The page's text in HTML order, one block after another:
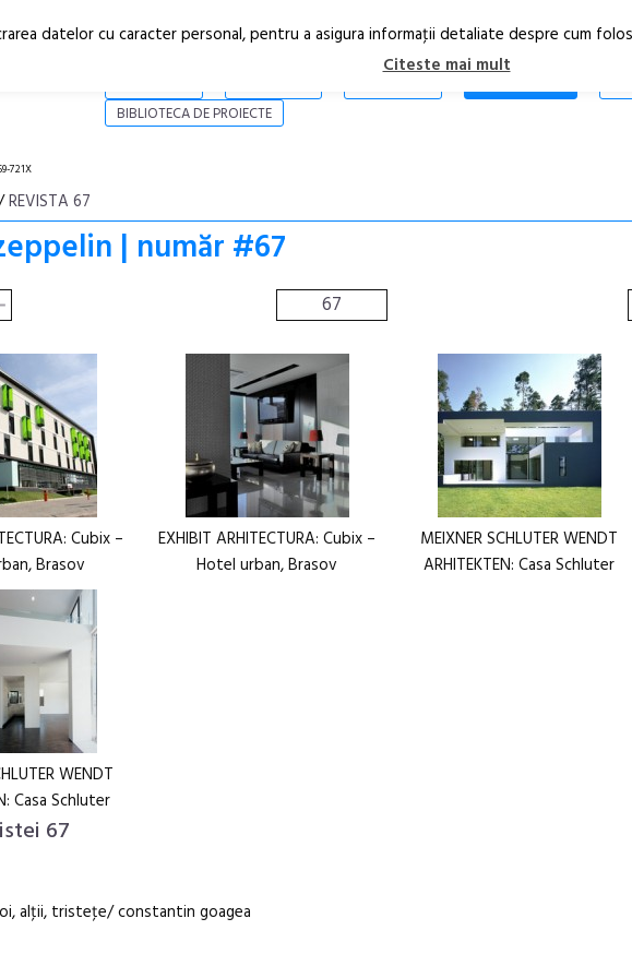
REVISTA PRINT
BIBLIOTECA DE PROIECTE
721X
REVISTA 67
| număr #67
67
Cubix –
Brasov
EXHIBIT ARHITECTURA: Cubix –
Hotel urban, Brasov
MEIXNER SCHLUTER WENDT
ARHITEKTEN: Casa Schluter
WENDT
Casa Schluter
67
alţii, tristeţe/ constantin goagea
datelor cu caracter personal, pentru a asigura informaţii detaliate despre cum
Citeste mai mult